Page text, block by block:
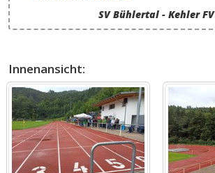
SV Bühlertal - Kehler FV
Innenansicht: